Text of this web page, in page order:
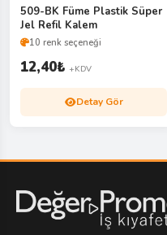
509-BK Füme Plastik Süper
Jel Refil Kalem
10 renk seçeneği
12,40₺ +KDV
Detay Gör